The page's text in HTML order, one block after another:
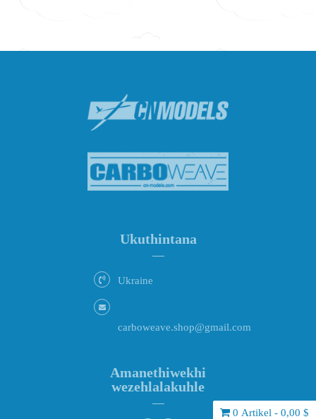
0 Artikel - 0,00 $
Ukuthintana
Ukraine
carboweave.shop@gmail.com
Amanethiwekhi
wezehlalakuhle